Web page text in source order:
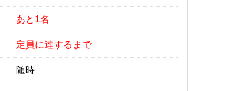
あと1名
定員に達するまで
随時